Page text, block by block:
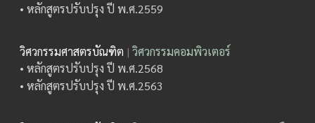
• หลักสูตรปรับปรุง ปี พ.ศ.2559
วิศวกรรมศาสตรบัณฑิต | วิศวกรรมคอมพิวเตอร์
• หลักสูตรปรับปรุง ปี พ.ศ.2568
• หลักสูตรปรับปรุง ปี พ.ศ.2563